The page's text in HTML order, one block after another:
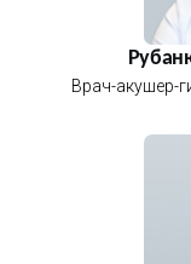
Врач-акушер-